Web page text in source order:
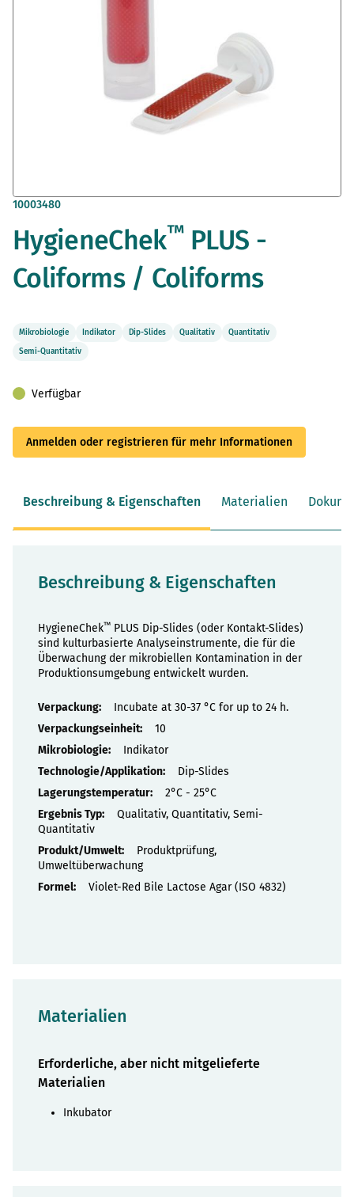
Zum
der
Bildergalerie
springen
10003480
HygieneChek™PLUS -
Coliforms / Coliforms
Mikrobiologie Indikator Dip-Slides Qualitativ
Quantitativ
Semi-Quantitativ
Verfügbar
Anmelden oder registrieren für mehr Informationen
Beschreibung & Eigenschaften Materialien
Beschreibung & Eigenschaften
HygieneChek™ PLUS Dip-Slides (oder Kontakt-Slides)
sind kulturbasierte Analyseinstrumente, die für die
Überwachung der mikrobiellen Kontamination in der
Produktionsumgebung entwickelt wurden.
Eigenschaften
Incubate at 30-37 °C for up to 24 h.
10
Indikator
Dip-Slides
2°C - 25°C
Qualitativ, Quantitativ, Semi-
Quantitativ
Produktprüfung,
Umweltüberwachung
Violet-Red Bile Lactose Agar (ISO 4832)
Materialien
Erforderliche, aber nicht mitgelieferte
Materialien
Inkubator